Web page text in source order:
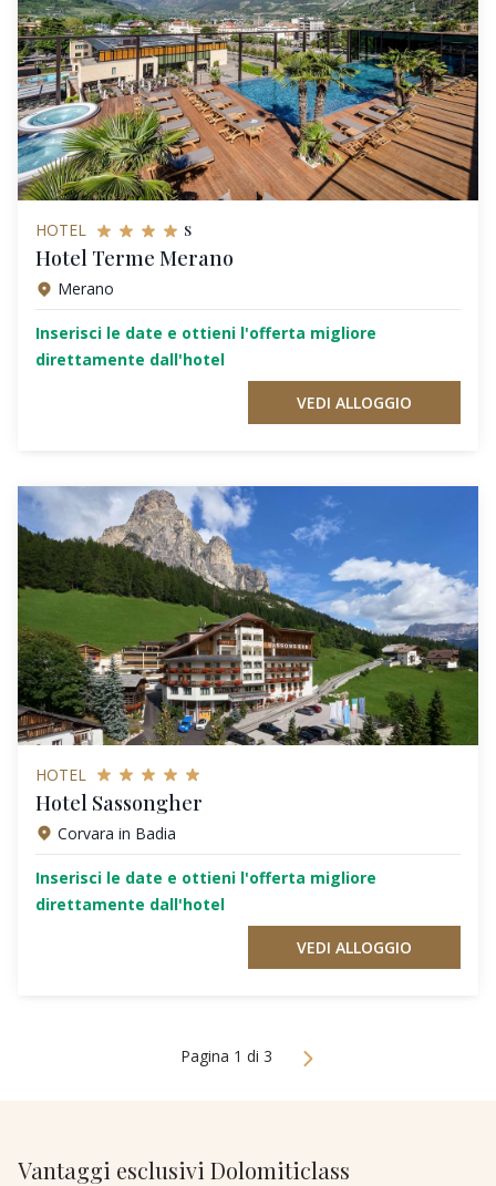
HOTEL s
Hotel Terme Merano
Merano
Inserisci le date e ottieni l'offerta migliore
direttamente dall'hotel
VEDI ALLOGGIO
HOTEL
Hotel Sassongher
Corvara in Badia
Inserisci le date e ottieni l'offerta migliore
direttamente dall'hotel
VEDI ALLOGGIO
Pagina 1 di 3
Vantaggi esclusivi Dolomiticlass